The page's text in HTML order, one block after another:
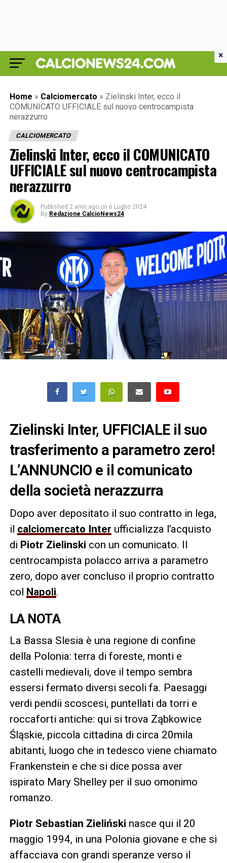
Home » Calciomercato » Zielinski Inter, ecco il
COMUNICATO UFFICIALE sul nuovo centrocampista
nerazzurro
CALCIOMERCATO
Zielinski Inter, ecco il COMUNICATO
UFFICIALE sul nuovo centrocampista
nerazzurro
Published 2 anni ago on 6 Luglio 2024
By Redazione CalcioNews24
Zielinski Inter, UFFICIALE il suo
trasferimento a parametro zero!
L’ANNUNCIO e il comunicato
della società nerazzurra
Dopo aver depositato il suo contratto in lega,
il calciomercato Inter ufficializza l’acquisto
di Piotr Zielinski con un comunicato. Il
centrocampista polacco arriva a parametro
zero, dopo aver concluso il proprio contratto
col Napoli.
LA NOTA
La Bassa Slesia è una regione di confine
della Polonia: terra di foreste, monti e
castelli medievali, dove il tempo sembra
essersi fermato diversi secoli fa. Paesaggi
verdi pendii scoscesi, puntellati da torri e
roccaforti antiche: qui si trova Ząbkowice
Śląskie, piccola cittadina di circa 20mila
abitanti, luogo che in tedesco viene chiamato
Frankenstein e che si dice possa aver
ispirato Mary Shelley per il suo omonimo
romanzo.
Piotr Sebastian Zieliński nasce qui il 20
maggio 1994, in una Polonia giovane e che si
affacciava con grandi speranze verso il
×